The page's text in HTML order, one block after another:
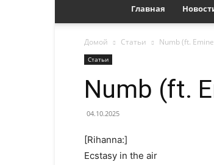
Главная
Домой Статьи Numb (ft.
Статьи
Numb (ft.
04.10.2025
[Rihanna:]
Ecstasy in the air